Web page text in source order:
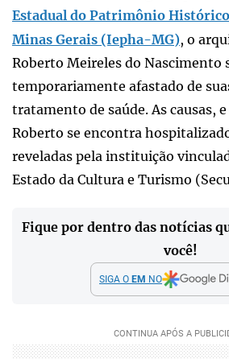
Estadual do Patrimônio
Minas Gerais (Iepha-MG), o
Roberto Meireles do Nascimento
temporariamente afastado de
tratamento de saúde. As causas,
Roberto se encontra
reveladas pela instituição
Estado da Cultura e Turismo
Fique por dentro das notícias
você!
SIGA O EM NO